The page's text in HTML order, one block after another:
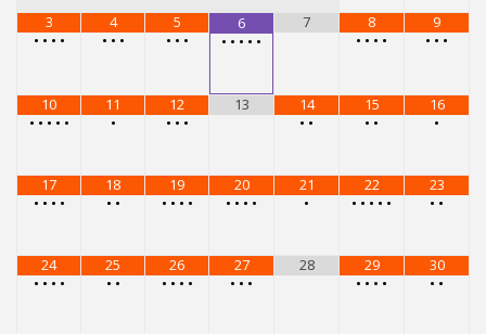
3
• • • •
4
• • •
5
• • •
6
• • • • •
7
8
• • • •
9
• • •
10
• • • • •
11
•
12
• • •
13
14
• •
15
• •
16
•
17
• • • •
18
• •
19
• • • •
20
• • • •
21
•
22
• • • • •
23
• •
24
• • • •
25
• •
26
• • • •
27
• • •
28
29
• • • •
30
• •